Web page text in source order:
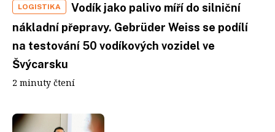
LOGISTIKA
Vodík jako palivo míří do silniční
nákladní přepravy. Gebrüder Weiss se podílí
na testování 50 vodíkových vozidel ve
Švýcarsku
2 minuty čtení